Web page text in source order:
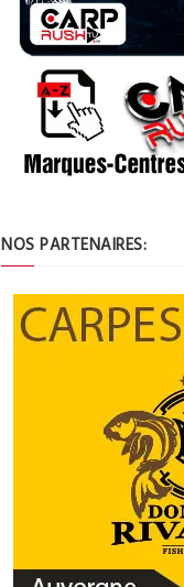
NOS PARTENAIRES: